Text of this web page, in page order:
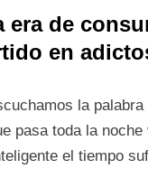
era de
en
la
pasa toda la
el tiempo